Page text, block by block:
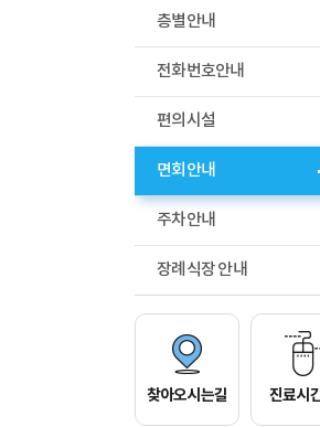
층별안내
전화번호안내
편의시설
면회안내
주차안내
장례식장 안내
찾아오시는길 진료시